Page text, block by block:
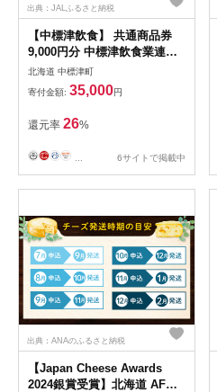
出典：JALふるさと納税
【中標津飲食】 共通商品券
9,000円分 中標津飲食業連合
会｜ふるさと納税 北海道 中
標津 観光 チケット クーポン
商品券 金券 9,000円 飲食店
グルメ 焼肉 ジンギスカン レ
ストラン お弁当 ラーメン 寿
司 お好み焼き そば うどん ワ
ンストップ マイページ 中標
北海道 中標津町
寄付金額: 35,000円
還元率 26%
6サイトで掲載中
出典：ANAのふるさと納税
【Japan Cheese Awards
2024銀賞受賞】北海道 AFく